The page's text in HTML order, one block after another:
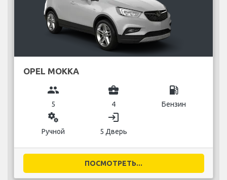
OPEL MOKKA
group
5
business_center
4
local_gas_station
Бензин
miscellaneous_services
Ручной
login
5 Дверь
ПОСМОТРЕТЬ...